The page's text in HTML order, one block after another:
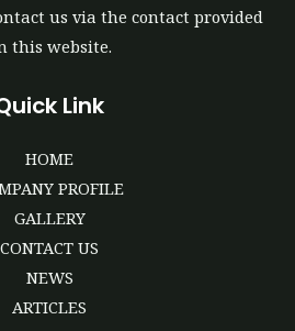
us via the contact provided
this website.
Link
HOME
PROFILE
GALLERY
CONTACT US
NEWS
ARTICLES